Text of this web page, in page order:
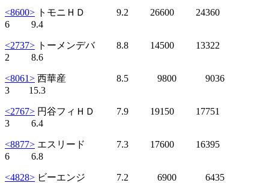
<8600> トモニＨＤ 9.2 26600 24360
6 9.4
<2737> トーメンデバ 8.8 14500 13322
2 8.6
<8061> 西華産 8.5 9800 9036
3 15.3
<2767> 円谷フィＨＤ 7.9 19150 17751
3 6.4
<8877> エスリード 7.3 17600 16395
6 6.8
<4828> ビーエンジ 7.2 6900 6435